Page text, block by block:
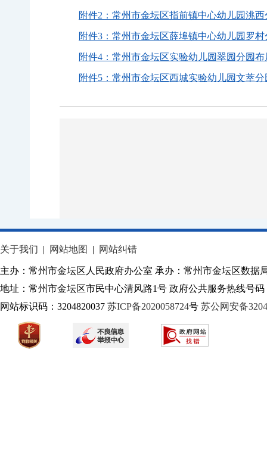
附件2：常州市金坛区指前镇中心幼儿园洮
附件3：常州市金坛区薛埠镇中心幼儿园罗
附件4：常州市金坛区实验幼儿园翠园分园
附件5：常州市金坛区西城实验幼儿园文萃
关于我们 | 网站地图 | 网站纠错
主办：常州市金坛区人民政府办公室 承办：常州市金坛区数据
地址：常州市金坛区市民中心清风路1号 政府公共服务热线号码
网站标识码：3204820037 苏ICP备2020058724号 苏公网安备